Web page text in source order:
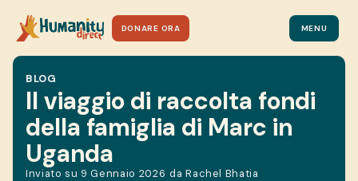
DONARE ORA MENU
BLOG
Il viaggio di raccolta fondi
della famiglia di Marc in
Uganda
Inviato su 9 Gennaio 2026 da Rachel Bhatia